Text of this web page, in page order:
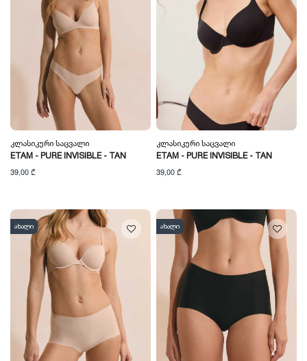
Კლასიკური Საცვალი
ETAM - PURE INVISIBLE - TAN
39,00 ₾
Კლასიკური Საცვალი
ETAM - PURE INVISIBLE - TAN
39,00 ₾
ახალი ახალი